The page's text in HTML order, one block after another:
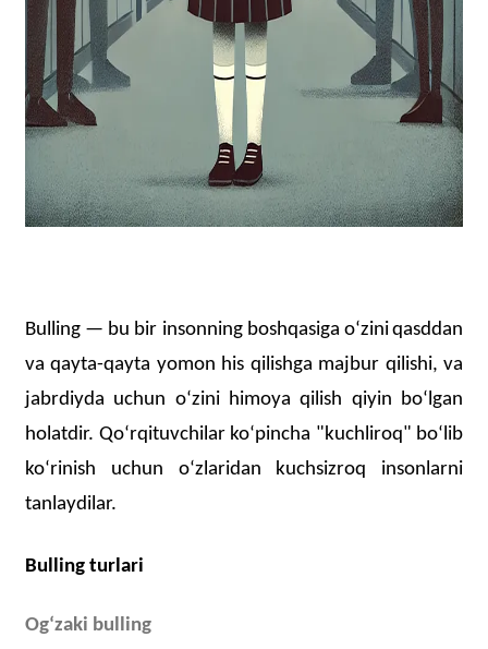
Bulling — bu bir insonning boshqasiga oʻziniqasddan
va qayta-qayta yomon his qilishga majbur qilishi, va
jabrdiyda uchun oʻzini himoya qilish qiyin boʻlgan
holatdir. Qoʻrqituvchilar koʻpincha "kuchliroq" boʻlib
koʻrinish uchun oʻzlaridan kuchsizroq insonlarni
tanlaydilar.
Bulling turlari
Ogʻzaki bulling